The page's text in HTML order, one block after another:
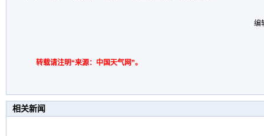
编
转载请注明“来源：中国天气网”。
相关新闻